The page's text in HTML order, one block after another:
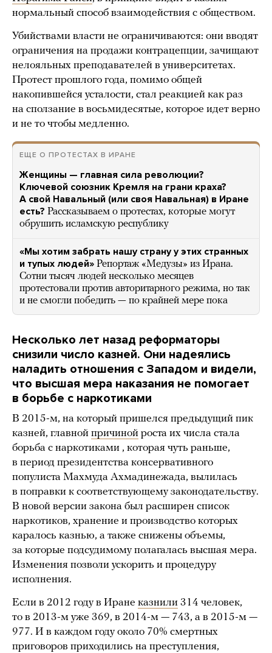
нормальный способ взаимодействия с обществом.
Убийствами власти не ограничиваются: они вводят
ограничения на продажи контрацепции, зачищают
нелояльных преподавателей в университетах.
Протест прошлого года, помимо общей
накопившейся усталости, стал реакцией как раз
на сползание в восьмидесятые, которое идет верно
и не то чтобы медленно.
ЕЩЕ О ПРОТЕСТАХ В ИРАНЕ
Женщины — главная сила революции?
Ключевой союзник Кремля на грани краха?
А свой Навальный (или своя Навальная) в Иране
есть? Рассказываем о протестах, которые могут
обрушить исламскую республику
«Мы хотим забрать нашу страну у этих странных
и тупых людей» Репортаж «Медузы» из Ирана.
Сотни тысяч людей несколько месяцев
протестовали против авторитарного режима, но так
и не смогли победить — по крайней мере пока
Несколько лет назад реформаторы
снизили число казней. Они надеялись
наладить отношения с Западом и видели,
что высшая мера наказания не помогает
в борьбе с наркотиками
В 2015-м, на который пришелся предыдущий пик
казней, главной причиной роста их числа стала
борьба с наркотиками , которая чуть раньше,
в период президентства консервативного
популиста Махмуда Ахмадинежада, вылилась
в поправки к соответствующему законодательству.
В новой версии закона был расширен список
наркотиков, хранение и производство которых
каралось казнью, а также снижены объемы,
за которые подсудимому полагалась высшая мера.
Изменения позволи ускорить и процедуру
исполнения.
Если в 2012 году в Иране казнили 314 человек,
то в 2013-м уже 369, в 2014-м — 743, а в 2015-м —
977. И в каждом году около 70% смертных
приговоров приходились на преступления,